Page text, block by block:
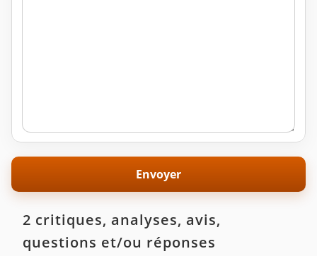
2 critiques, analyses, avis,
questions et/ou réponses